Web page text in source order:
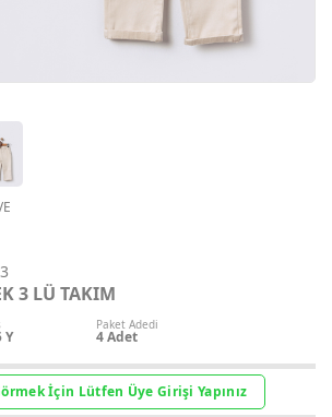
Geri Bildirim
İletişim
Üye Ol
3 LÜ TAKIM
Y
Paket Adedi
4Adet
İçin Lütfen Üye Girişi Yapınız